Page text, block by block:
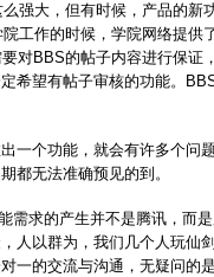
强大，但有时候，产品的新
工作的时候，学院网络提供
对BBS的帖子内容进行保证
希望有帖子审核的功能。
个功能，就会有许多个问
都无法准确预见的到。
求的产生并不是腾讯，而
人以群为，我们几个人玩仙
一的交流与沟通，无疑问的